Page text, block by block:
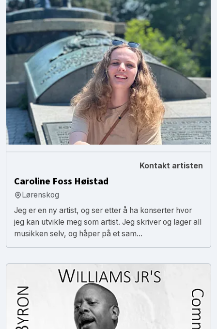
Kontakt artisten
Caroline Foss Høistad
Lørenskog
Jeg er en ny artist, og ser etter å ha konserter hvor
jeg kan utvikle meg som artist. Jeg skriver og lager all
musikken selv, og håper på et sam...